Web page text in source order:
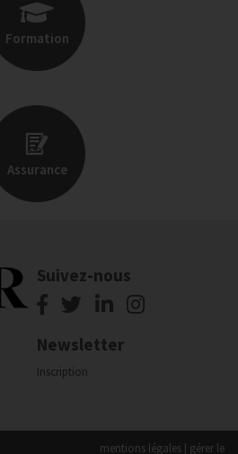
Formation
Assurance
Suivez-nous
Newsletter
Inscription
mentions légales | gérer le